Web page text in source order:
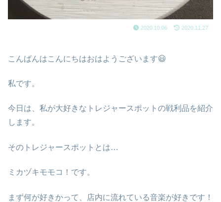
2020.10.06 2020.11.27
こんばんはこんにちはおはようございます😃
私です。
今日は、私が大好きなトレジャースポットの戦利品を紹介
します。
そのトレジャースポットとは…
ミカヅキモモコ！です。
まず何が好きかって、店内に流れている音楽が好きです！